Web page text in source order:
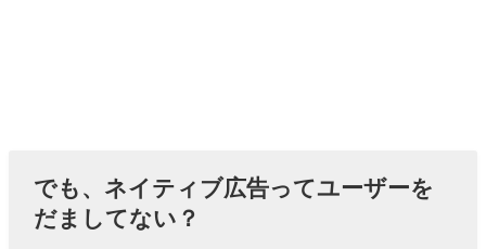
でも、ネイティブ広告ってユーザーを
だましてない？